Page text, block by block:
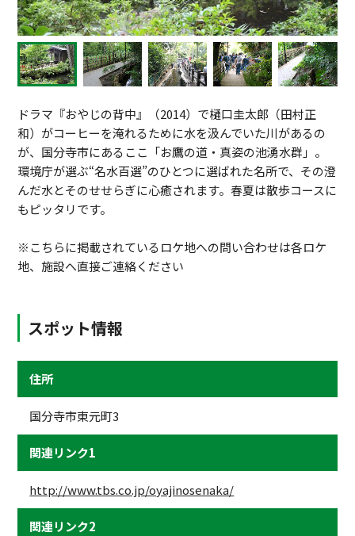
ドラマ『おやじの背中』（2014）で樋口圭太郎（田村正
和）がコーヒーを淹れるために水を汲んでいた川があるの
が、国分寺市にあるここ「お鷹の道・真姿の池湧水群」。
環境庁が選ぶ“名水百選”のひとつに選ばれた名所で、その澄
んだ水とそのせせらぎに心癒されます。春夏は散歩コースに
もピッタリです。
※こちらに掲載されているロケ地への問い合わせは各ロケ
地、施設へ直接ご連絡ください
スポット情報
住所
国分寺市東元町3
関連リンク1
http://www.tbs.co.jp/oyajinosenaka/
関連リンク2